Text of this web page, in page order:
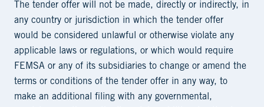
The tender offer will not be made, directly or indirectly, in
any country or jurisdiction in which the tender offer
would be considered unlawful or otherwise violate any
applicable laws or regulations, or which would require
FEMSA or any of its subsidiaries to change or amend the
terms or conditions of the tender offer in any way, to
make an additional filing with any governmental,